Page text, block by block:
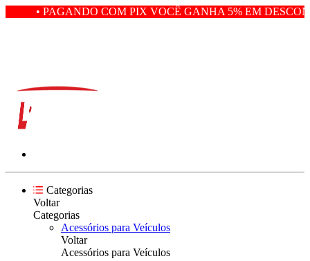
• PAGANDO COM PIX VOCÊ GANHA 5% EM
Categorias
Voltar
Categorias
Acessórios para Veículos
Voltar
Acessórios para Veículos